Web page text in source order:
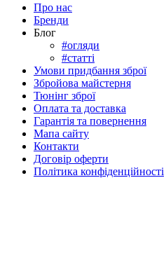
Про нас
Бренди
Блог
#огляди
#cтатті
Умови придбання зброї
Збройова майстерня
Тюнінг зброї
Оплата та доставка
Гарантія та повернення
Мапа сайту
Контакти
Договір оферти
Політика конфіденційності